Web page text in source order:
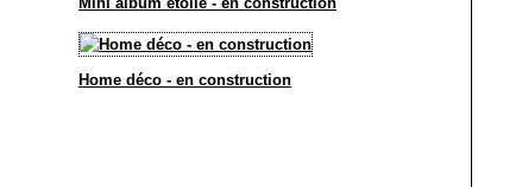
Home déco - en construction